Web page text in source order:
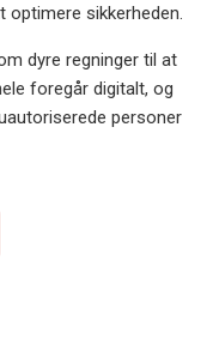
optimere sikkerheden.
dyre regninger til at
foregår digitalt, og
personer